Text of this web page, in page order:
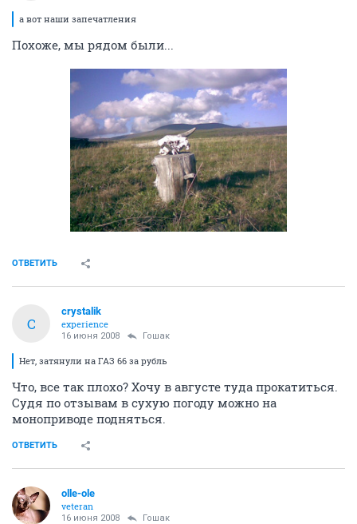
а вот наши запечатления
Похоже, мы рядом были...
ОТВЕТИТЬ
C
crystalik
experience
16 июня 2008 Гошак
Нет, затянули на ГАЗ 66 за рубль
Что, все так плохо? Хочу в августе туда прокатиться.
Судя по отзывам в сухую погоду можно на
моноприводе подняться.
ОТВЕТИТЬ
olle-ole
veteran
16 июня 2008 Гошак